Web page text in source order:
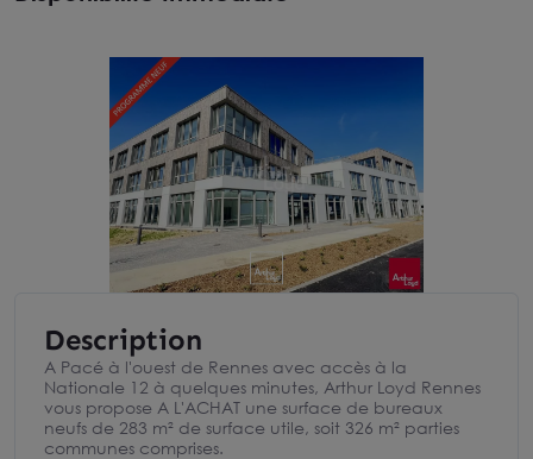
Description
A Pacé à l'ouest de Rennes avec accès à la
Nationale 12 à quelques minutes, Arthur Loyd Rennes
vous propose A L'ACHAT une surface de bureaux
neufs de 283 m² de surface utile, soit 326 m² parties
communes comprises.